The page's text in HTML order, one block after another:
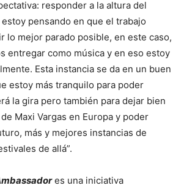
responder a la altura del
pensando en que el trabajo
lo mejor parado posible, en este caso,
entregar como música y en eso estoy
Esta instancia se da en un buen
estoy más tranquilo para poder
la gira pero también para dejar bien
Maxi Vargas en Europa y poder
más y mejores instancias de
de allá”.
es una iniciativa